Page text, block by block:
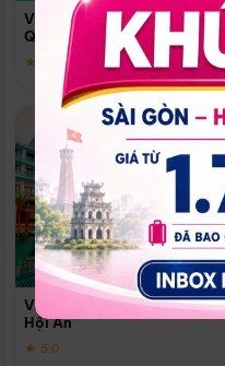
Vinpearl Resort & Spa Phu
Quoc
★ 5.0
Vinpearl Resort & Golf Nam
Hội An
★ 5.0